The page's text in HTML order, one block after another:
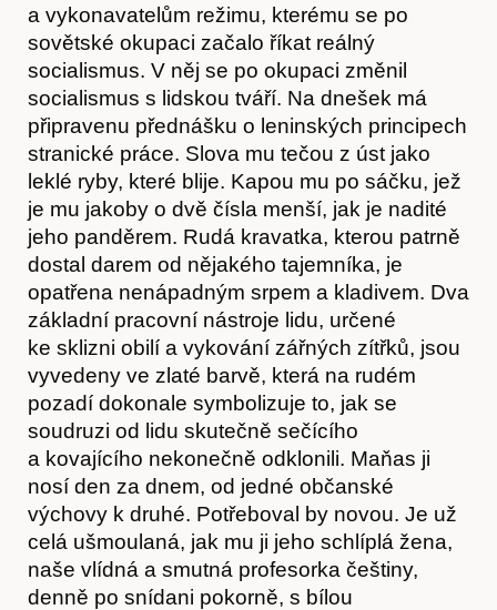
a vykonavatelům režimu, kterému se po
sovětské okupaci začalo říkat reálný
socialismus. V něj se po okupaci změnil
socialismus s lidskou tváří. Na dnešek má
připravenu přednášku o leninských principech
stranické práce. Slova mu tečou z úst jako
leklé ryby, které blije. Kapou mu po sáčku, jež
je mu jakoby o dvě čísla menší, jak je nadité
jeho panděrem. Rudá kravatka, kterou patrně
dostal darem od nějakého tajemníka, je
opatřena nenápadným srpem a kladivem. Dva
základní pracovní nástroje lidu, určené
ke sklizni obilí a vykování zářných zítřků, jsou
vyvedeny ve zlaté barvě, která na rudém
pozadí dokonale symbolizuje to, jak se
soudruzi od lidu skutečně sečícího
a kovajícího nekonečně odklonili. Maňas ji
nosí den za dnem, od jedné občanské
výchovy k druhé. Potřeboval by novou. Je už
celá ušmoulaná, jak mu ji jeho schlíplá žena,
naše vlídná a smutná profesorka češtiny,
denně po snídani pokorně, s bílou